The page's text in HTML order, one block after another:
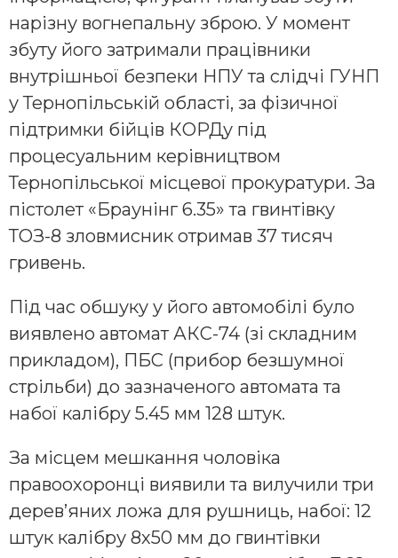
нарізну вогнепальну зброю. У момент
збуту його затримали працівники
внутрішньої безпеки НПУ та слідчі ГУНП
у Тернопільській області, за фізичної
підтримки бійців КОРДу під
процесуальним керівництвом
Тернопільської місцевої прокуратури. За
пістолет «Браунінг 6.35» та гвинтівку
ТОЗ-8 зловмисник отримав 37 тисяч
гривень.
Під час обшуку у його автомобілі було
виявлено автомат АКС-74 (зі складним
прикладом), ПБС (прибор безшумної
стрільби) до зазначеного автомата та
набої калібру 5.45 мм 128 штук.
За місцем мешкання чоловіка
правоохоронці виявили та вилучили три
дерев’яних ложа для рушниць, набої: 12
штук калібру 8х50 мм до гвинтівки